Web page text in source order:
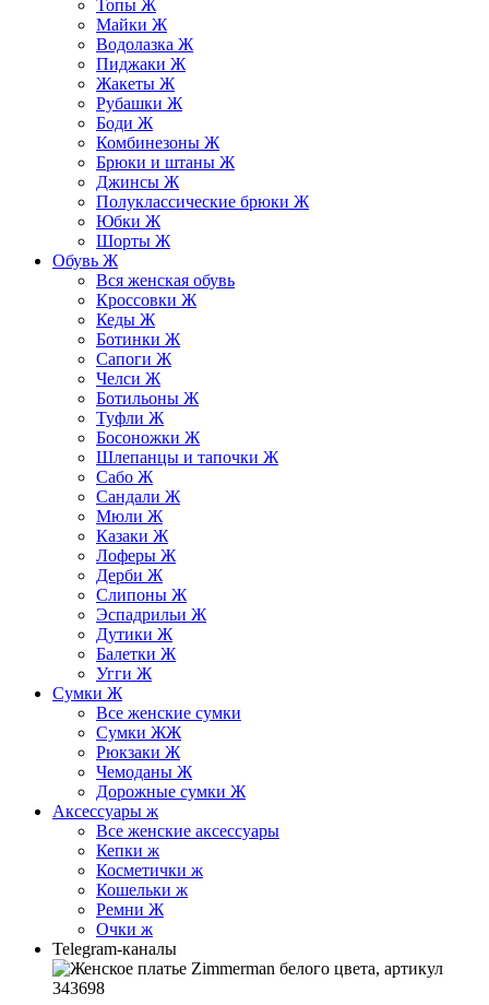
Топы Ж
Майки Ж
Водолазка Ж
Пиджаки Ж
Жакеты Ж
Рубашки Ж
Боди Ж
Комбинезоны Ж
Брюки и штаны Ж
Джинсы Ж
Полуклассические брюки Ж
Юбки Ж
Шорты Ж
Обувь Ж
Вся женская обувь
Кроссовки Ж
Кеды Ж
Ботинки Ж
Сапоги Ж
Челси Ж
Ботильоны Ж
Туфли Ж
Босоножки Ж
Шлепанцы и тапочки Ж
Сабо Ж
Сандали Ж
Мюли Ж
Казаки Ж
Лоферы Ж
Дерби Ж
Слипоны Ж
Эспадрильи Ж
Дутики Ж
Балетки Ж
Угги Ж
Сумки Ж
Все женские сумки
Сумки ЖЖ
Рюкзаки Ж
Чемоданы Ж
Дорожные сумки Ж
Аксессуары ж
Все женские аксессуары
Кепки ж
Косметички ж
Кошельки ж
Ремни Ж
Очки ж
Telegram-каналы